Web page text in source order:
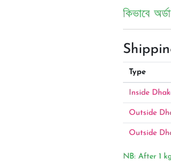
কিভাবে
Type
Inside
Outside
Outside
NB: After 1